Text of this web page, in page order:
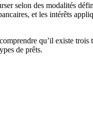
selon des modalités
et les intérêts
qu’il existe
de prêts.